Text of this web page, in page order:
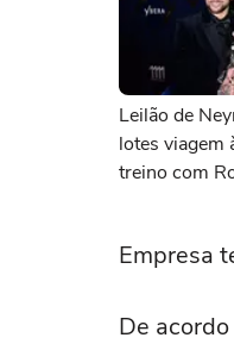
Leilão de
lotes viagem
treino com
Empresa
De